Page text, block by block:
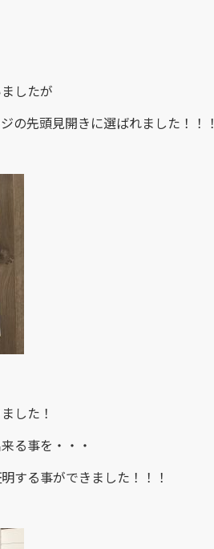
したが
の先頭見開きに選ばれました！！！
した！
る事を・・・
する事ができました！！！